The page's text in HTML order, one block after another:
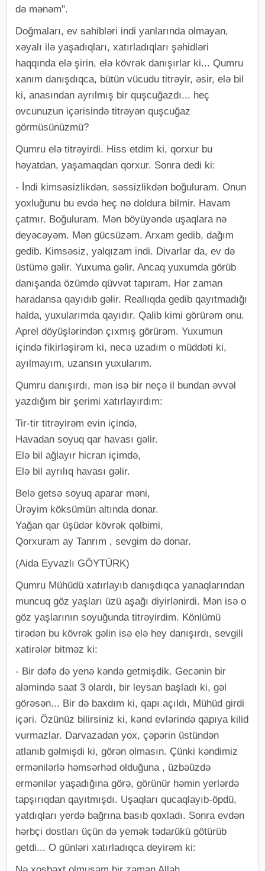
də mənəm".
Doğmaları, ev sahibləri indi yanlarında olmayan,
xəyalı ilə yaşadıqları, xatırladıqları şəhidləri
haqqında elə şirin, elə kövrək danışırlar ki... Qumru
xanım danışdıqca, bütün vücudu titrəyir, əsir, elə bil
ki, anasından ayrılmış bir quşcuğazdı... heç
ovcunuzun içərisində titrəyən quşcuğaz
görmüsünüzmü?
Qumru elə titrəyirdi. Hiss etdim ki, qorxur bu
həyatdan, yaşamaqdan qorxur. Sonra dedi ki:
- İndi kimsəsizlikdən, səssizlikdən boğuluram. Onun
yoxluğunu bu evdə heç nə doldura bilmir. Havam
çatmır. Boğuluram. Mən böyüyəndə uşaqlara nə
deyəcəyəm. Mən gücsüzəm. Arxam gedib, dağım
gedib. Kimsəsiz, yalqızam indi. Divarlar da, ev də
üstümə gəlir. Yuxuma gəlir. Ancaq yuxumda görüb
danışanda özümdə qüvvət tapıram. Hər zaman
haradansa qayıdıb gəlir. Reallıqda gedib qayıtmadığı
halda, yuxularımda qayıdır. Qalib kimi görürəm onu.
Aprel döyüşlərindən çıxmış görürəm. Yuxumun
içində fikirləşirəm ki, necə uzadım o müddəti ki,
ayılmayım, uzansın yuxularım.
Qumru danışırdı, mən isə bir neçə il bundan əvvəl
yazdığım bir şerimi xatırlayırdım:
Tir-tir titrəyirəm evin içində,
Havadan soyuq qar havası gəlir.
Elə bil ağlayır hicran içimdə,
Elə bil ayrılıq havası gəlir.
Belə getsə soyuq aparar məni,
Ürəyim köksümün altında donar.
Yağan qar üşüdər kövrək qəlbimi,
Qorxuram ay Tanrım , sevgim də donar.
(Aida Eyvazlı GÖYTÜRK)
Qumru Mühüdü xatırlayıb danışdıqca yanaqlarından
muncuq göz yaşları üzü aşağı diyirlənirdi. Mən isə o
göz yaşlarının soyuğunda titrəyirdim. Könlümü
tirədən bu kövrək gəlin isə elə hey danışırdı, sevgili
xatirələr bitməz ki:
- Bir dəfə də yenə kəndə getmişdik. Gecənin bir
aləmində saat 3 olardı, bir leysan başladı ki, gəl
görəsən... Bir də baxdım ki, qapı açıldı, Mühüd girdi
içəri. Özünüz bilirsiniz ki, kənd evlərində qapıya kilid
vurmazlar. Darvazadan yox, çəpərin üstündən
atlanıb gəlmişdi ki, görən olmasın. Çünki kəndimiz
ermənilərlə həmsərhəd olduğuna , üzbəüzdə
ermənilər yaşadığına görə, görünür həmin yerlərdə
tapşırıqdan qayıtmışdı. Uşaqları qucaqlayıb-öpdü,
yatdıqları yerdə bağrına basıb qoxladı. Sonra evdən
hərbçi dostları üçün də yemək tədarükü götürüb
getdi... O günləri xatırladıqca deyirəm ki: